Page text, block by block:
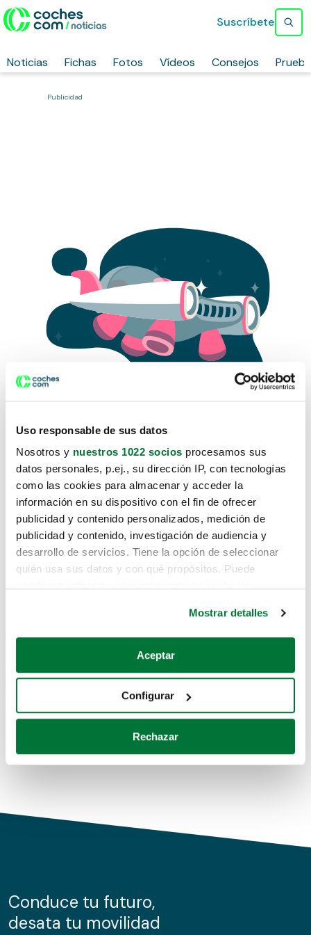
Uso responsable de sus datos
Nosotros y nuestros 1022 socios procesamos sus
datos personales, p.ej., su dirección IP, con tecnologías
como las cookies para almacenar y acceder la
información en su dispositivo con el fin de ofrecer
publicidad y contenido personalizados, medición de
publicidad y contenido, investigación de audiencia y
desarrollo de servicios. Tiene la opción de seleccionar
quién usa sus datos y con qué propósitos. Puede
Si lo permite, también quisiéramos:
Recopilar información sobre su ubicación geográfica
Identificar su dispositivo analizándolo activamente
para buscar características específicas (huellas
Obtenga más información sobre cómo se procesan sus
de cookies.
información sobre el uso que haga del sitio web con
nuestros partners de redes sociales, publicidad y análisis
Mostrar detalles
Aceptar
Configurar
Rechazar
Noticias Fichas Fotos Vídeos Consejos
Suscríbete
Publicidad
Lo sentimos, no sabemos como
te hemos traido hasta aquí.
Pero puedes encontrar el coche que estás
buscando en alguno de estos enlaces:
Coches de segunda mano
Coches de km0
Conduce tu futuro,
desata tu movilidad